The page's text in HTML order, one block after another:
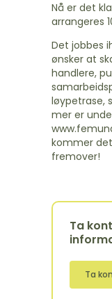
Nå er det
arrangeres
Det jobbes
ønsker at
handlere,
løypetrase,
mer er
kommer
fremover!
Ta
Ta